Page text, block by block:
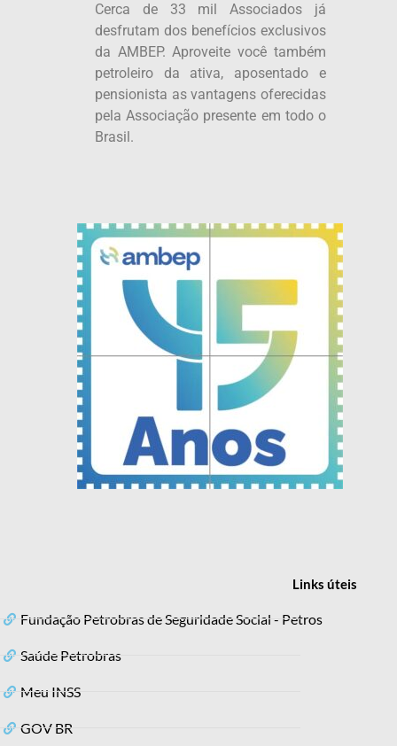
Cerca de 33 mil Associados já
desfrutam dos benefícios exclusivos
da AMBEP. Aproveite você também
petroleiro da ativa, aposentado e
pensionista as vantagens oferecidas
pela Associação presente em todo o
Brasil.
Linksúteis
Fundação Petrobras de Seguridade Social - Petros
Saúde Petrobras
Meu INSS
GOV BR